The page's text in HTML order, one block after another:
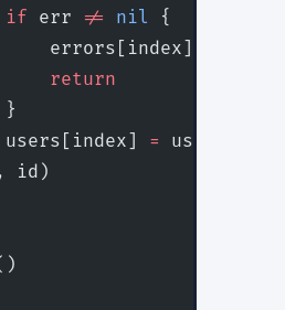
if
err != nil {
errors[index]
return
= user
id)